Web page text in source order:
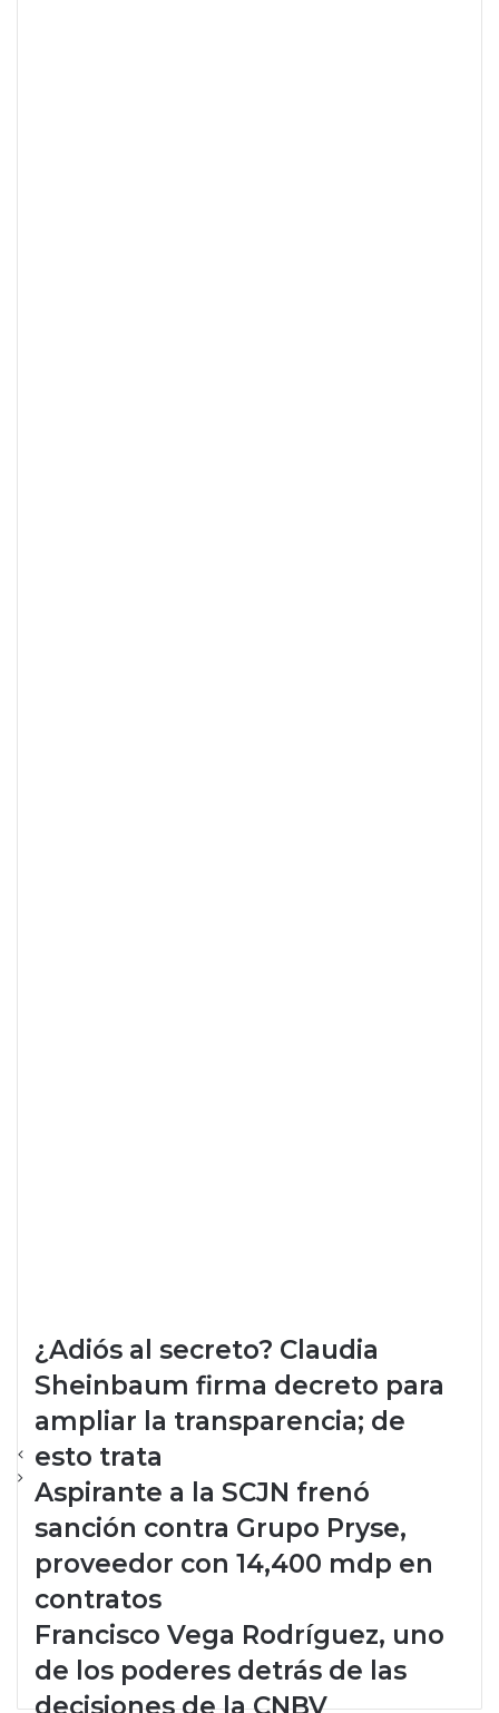
esto trata
Aspirante a la SCJN frenó
sanción contra Grupo Pryse,
proveedor con 14,400 mdp en
contratos
Francisco Vega Rodríguez, uno
de los poderes detrás de las
decisiones de la CNBV
El lobby de Bayer-Monsanto
opera en gobiernos de Claudia
Sheinbaum y Donald Trump